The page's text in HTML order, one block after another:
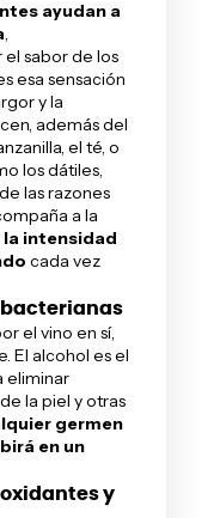
ayudan a
,
sabor de los
esa sensación
y la
además del
el té, o
los dátiles,
las razones
a la
intensidad
cada vez
el vino en sí,
El alcohol es el
eliminar
la piel y otras
germen
en un
y